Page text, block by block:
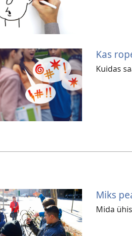
Kas
Kuidas
Miks
Mida